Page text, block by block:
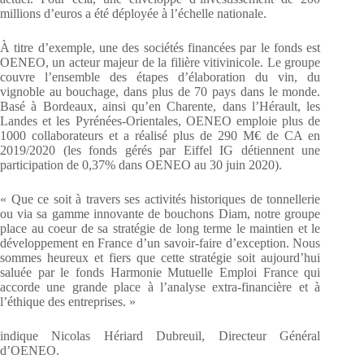
millions d’euros a été déployée à l’échelle nationale.
À titre d’exemple, une des sociétés financées par le fonds est
OENEO, un acteur majeur de la filière vitivinicole. Le groupe
couvre l’ensemble des étapes d’élaboration du vin, du
vignoble au bouchage, dans plus de 70 pays dans le monde.
Basé à Bordeaux, ainsi qu’en Charente, dans l’Hérault, les
Landes et les Pyrénées-Orientales, OENEO emploie plus de
1000 collaborateurs et a réalisé plus de 290 M€ de CA en
2019/2020 (les fonds gérés par Eiffel IG détiennent une
participation de 0,37% dans OENEO au 30 juin 2020).
« Que ce soit à travers ses activités historiques de tonnellerie
ou via sa gamme innovante de bouchons Diam, notre groupe
place au coeur de sa stratégie de long terme le maintien et le
développement en France d’un savoir-faire d’exception. Nous
sommes heureux et fiers que cette stratégie soit aujourd’hui
saluée par le fonds Harmonie Mutuelle Emploi France qui
accorde une grande place à l’analyse extra-financière et à
l’éthique des entreprises. »
indique Nicolas Hériard Dubreuil, Directeur Général
d’OENEO.